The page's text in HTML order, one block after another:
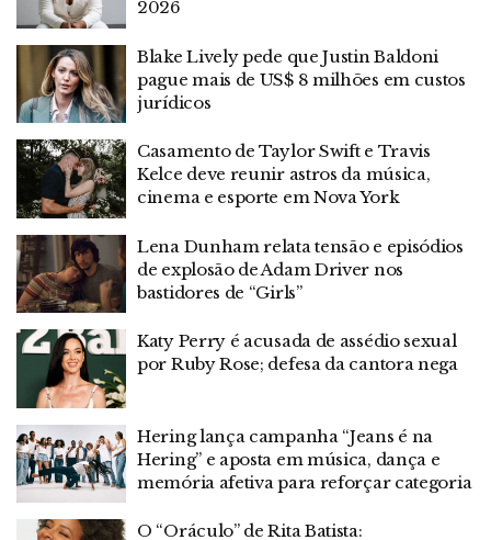
2026
Blake Lively pede que Justin Baldoni
pague mais de US$ 8 milhões em custos
jurídicos
Casamento de Taylor Swift e Travis
Kelce deve reunir astros da música,
cinema e esporte em Nova York
Lena Dunham relata tensão e episódios
de explosão de Adam Driver nos
bastidores de “Girls”
Katy Perry é acusada de assédio sexual
por Ruby Rose; defesa da cantora nega
Hering lança campanha “Jeans é na
Hering” e aposta em música, dança e
memória afetiva para reforçar categoria
O “Oráculo” de Rita Batista: